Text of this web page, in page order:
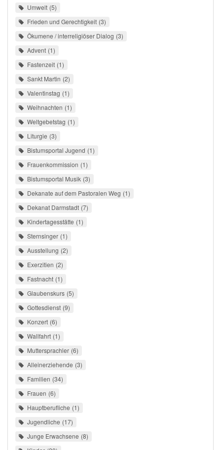
Umwelt 5
Frieden und Gerechtigkeit 3
Ökumene / interreligiöser Dialog 3
Advent 1
Fastenzeit 1
Sankt Martin 2
Valentinstag 1
Weihnachten 1
Weltgebetstag 1
Liturgie 3
Bistumsportal Jugend 1
Frauenkommission 1
Bistumsportal Musik 3
Dekanate auf dem Pastoralen Weg 1
Dekanat Darmstadt 7
Kindertagesstätte 1
Sternsinger 1
Ausstellung 2
Exerzitien 2
Fastnacht 1
Glaubenskurs 5
Gottesdienst 9
Konzert 6
Wallfahrt 1
Muttersprachler 6
Alleinerziehende 3
Familien 34
Frauen 6
Hauptberufliche 1
Jugendliche 17
Junge Erwachsene 8